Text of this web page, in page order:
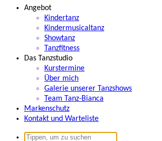
Angebot
Kindertanz
Kindermusicaltanz
Showtanz
Tanzfitness
Das Tanzstudio
Kurstermine
Über mich
Galerie unserer Tanzshows
Team Tanz-Bianca
Markenschutz
Kontakt und Warteliste
Suchen